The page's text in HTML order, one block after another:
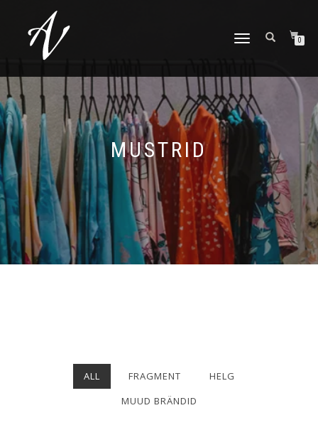
TOGGLE NAVIGATION0
MUSTRID
ALL FRAGMENT
HELG
MUUD BRÄNDID